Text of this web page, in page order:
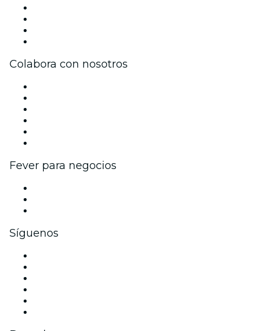
Colabora con nosotros
Fever para negocios
Síguenos